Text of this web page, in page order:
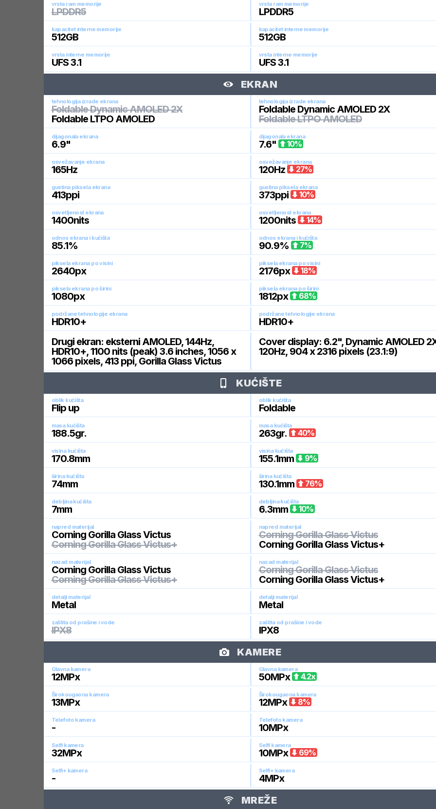
vrsta ram memorije
LPDDR5
vrsta ram memorije
LPDDR5
kapacitet interne memorije
512GB
kapacitet interne memorije
512GB
vrsta interne memorije
UFS 3.1
vrsta interne memorije
UFS 3.1
EKRAN
tehnologija izrade ekrana
Foldable Dynamic AMOLED 2X
Foldable LTPO AMOLED
tehnologija izrade ekrana
Foldable Dynamic AMOLED 2X
Foldable LTPO AMOLED
dijagonala ekrana
6.9"
dijagonala ekrana
7.6" 10%
osvežavanje ekrana
165Hz
osvežavanje ekrana
120Hz 27%
gustina piksela ekrana
413ppi
gustina piksela ekrana
373ppi 10%
osvetljenost ekrana
1400nits
osvetljenost ekrana
1200nits 14%
odnos ekrana i kućišta
85.1%
odnos ekrana i kućišta
90.9% 7%
piksela ekrana po visini
2640px
piksela ekrana po visini
2176px 18%
piksela ekrana po širini
1080px
piksela ekrana po širini
1812px 68%
podržane tehnologije ekrana
HDR10+
podržane tehnologije ekrana
HDR10+
Drugi ekran: eksterni AMOLED, 144Hz,
HDR10+, 1100 nits (peak) 3.6 inches, 1056 x
1066 pixels, 413 ppi, Gorilla Glass Victus
Cover display: 6.2", Dynamic AMOLED
120Hz, 904 x 2316 pixels (23.1:9)
KUĆIŠTE
oblik kućišta
Flip up
oblik kućišta
Foldable
masa kućišta
188.5gr.
masa kućišta
263gr. 40%
visina kućišta
170.8mm
visina kućišta
155.1mm 9%
širina kućišta
74mm
širina kućišta
130.1mm 76%
debljina kućišta
7mm
debljina kućišta
6.3mm 10%
napred materijal
Corning Gorilla Glass Victus
Corning Gorilla Glass Victus+
napred materijal
Corning Gorilla Glass Victus
Corning Gorilla Glass Victus+
nazad materijal
Corning Gorilla Glass Victus
Corning Gorilla Glass Victus+
nazad materijal
Corning Gorilla Glass Victus
Corning Gorilla Glass Victus+
detalji materijal
Metal
detalji materijal
Metal
zaštita od prašine i vode
IPX8
zaštita od prašine i vode
IPX8
KAMERE
Glavna kamera
12MPx
Glavna kamera
50MPx 4.2x
Širokougaona kamera
13MPx
Širokougaona kamera
12MPx 8%
Telefoto kamera
-
Telefoto kamera
10MPx
Selfi kamera
32MPx
Selfi kamera
10MPx 69%
Selfi+ kamera
-
Selfi+ kamera
4MPx
MREŽE